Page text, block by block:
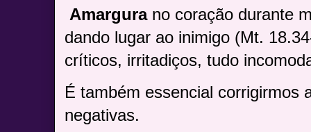
Amargurano coração durante
dando lugar ao inimigo (Mt.
críticos, irritadiços, tudo
É também essencial corrigirmos
negativas.